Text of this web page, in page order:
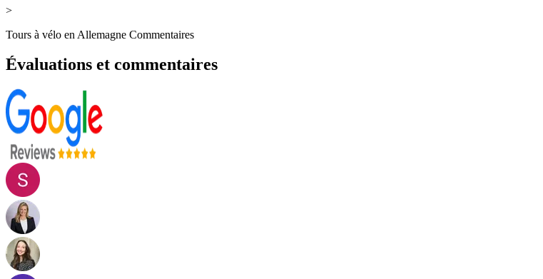
>
Tours à vélo en Allemagne Commentaires
Évaluations et commentaires